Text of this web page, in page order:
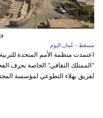
مسقط - عُمان اليوم
اعتمدت منظمة الأمم المتحدة
"الممتلك الثقافي" الخاصة بحرف
لفريق بهلاء التطوعي لمؤسسة